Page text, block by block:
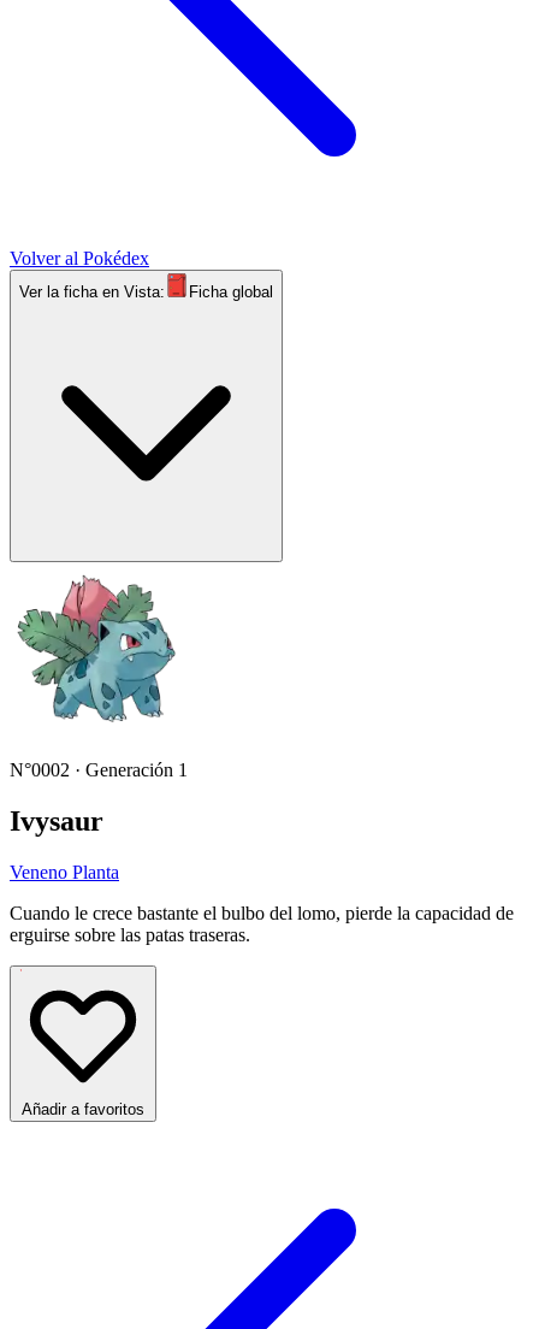
Volver al Pokédex
Ver la ficha en Vista: Ficha global
N°0002 · Generación 1
Ivysaur
Veneno Planta
Cuando le crece bastante el bulbo del lomo, pierde la capacidad de
erguirse sobre las patas traseras.
Añadir a favoritos